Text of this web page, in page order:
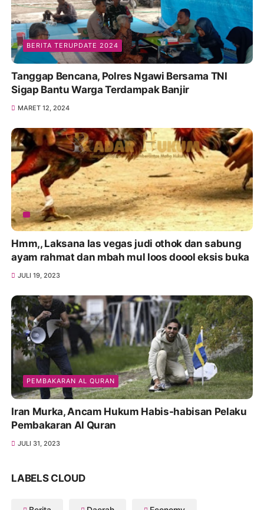
BERITA TERUPDATE 2024
Tanggap Bencana, Polres Ngawi Bersama TNI
Sigap Bantu Warga Terdampak Banjir
MARET 12, 2024
Hmm,, Laksana las vegas judi othok dan sabung
ayam rahmat dan mbah mul loos doool eksis buka
JULI 19, 2023
PEMBAKARAN AL QURAN
Iran Murka, Ancam Hukum Habis-habisan Pelaku
Pembakaran Al Quran
JULI 31, 2023
LABELS CLOUD